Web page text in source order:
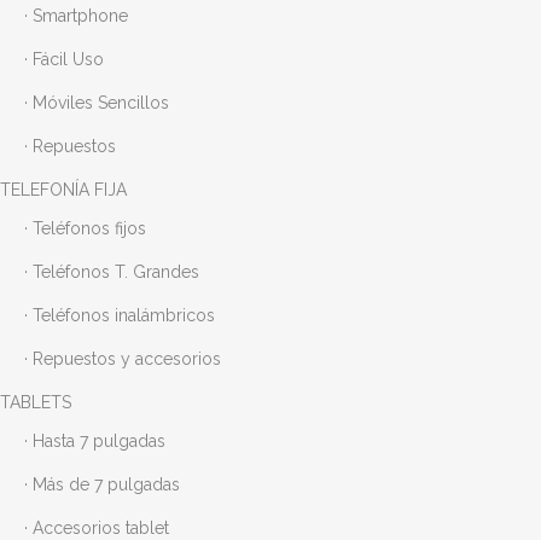
· Smartphone
· Fácil Uso
· Móviles Sencillos
· Repuestos
TELEFONÍA FIJA
· Teléfonos fijos
· Teléfonos T. Grandes
· Teléfonos inalámbricos
· Repuestos y accesorios
TABLETS
· Hasta 7 pulgadas
· Más de 7 pulgadas
· Accesorios tablet